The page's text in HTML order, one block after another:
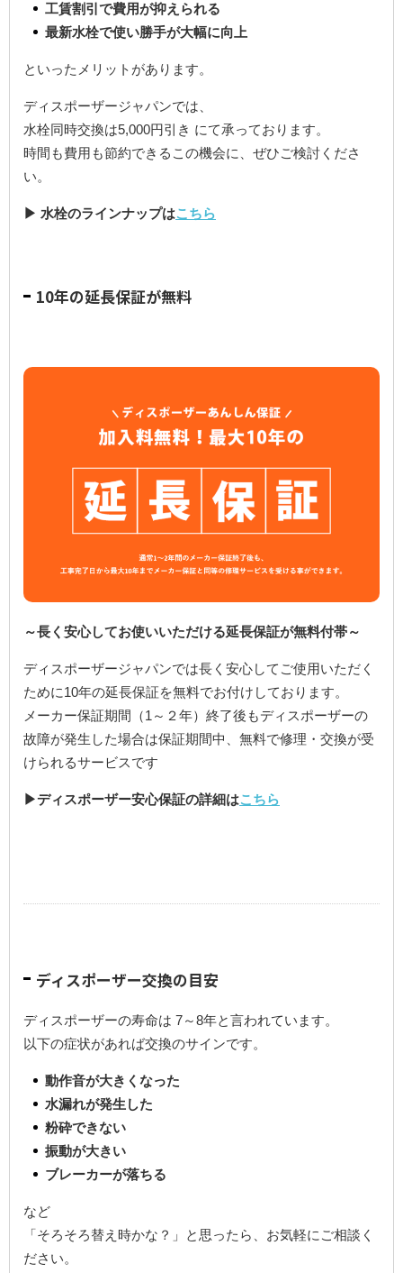
工賃割引で費用が抑えられる
最新水栓で使い勝手が大幅に向上
といったメリットがあります。
ディスポーザージャパンでは、
水栓同時交換は5,000円引き にて承っております。
時間も費用も節約できるこの機会に、ぜひご検討くださ
い。
▶ 水栓のラインナップはこちら
10年の延長保証が無料
～長く安心してお使いいただける延長保証が無料付帯～
ディスポーザージャパンでは長く安心してご使用いただく
ために10年の延長保証を無料でお付けしております。
メーカー保証期間（1～２年）終了後もディスポーザーの
故障が発生した場合は保証期間中、無料で修理・交換が受
けられるサービスです
▶ディスポーザー安心保証の詳細はこちら
ディスポーザー交換の目安
ディスポーザーの寿命は 7～8年と言われています。
以下の症状があれば交換のサインです。
動作音が大きくなった
水漏れが発生した
粉砕できない
振動が大きい
ブレーカーが落ちる
など
「そろそろ替え時かな？」と思ったら、お気軽にご相談く
ださい。